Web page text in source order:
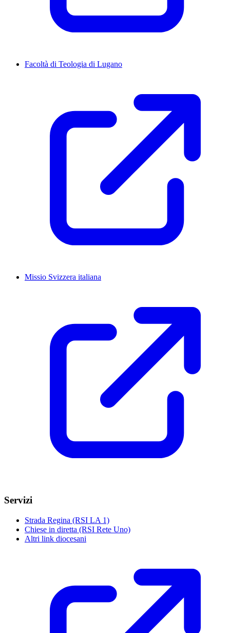
Facoltà di Teologia di Lugano
Missio Svizzera italiana
Servizi
Strada Regina (RSI LA 1)
Chiese in diretta (RSI Rete Uno)
Altri link diocesani